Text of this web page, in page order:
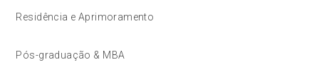
Residência e Aprimoramento
Pós-graduação & MBA